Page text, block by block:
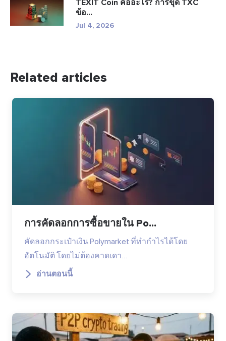
TEXIT Coin คืออะไร? การขุด TXC
ข้อ...
Jul 4, 2026
Related articles
การคัดลอกการซื้อขายใน Po...
คัดลอกกระเป๋าเงิน Polymarket ที่ทำกำไรได้โดย
อัตโนมัติ โดยไม่ต้องคาดเดา…
อ่านตอนนี้